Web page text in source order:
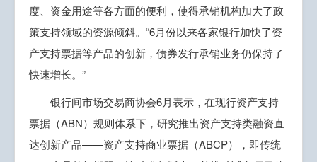
度、资金用途等各方面的便利，使得承销机构加大了政
策支持领域的资源倾斜。“6月份以来各家银行加快了资
产支持票据等产品的创新，债券发行承销业务仍保持了
快速增长。”
银行间市场交易商协会6月表示，在现行资产支持
票据（ABN）规则体系下，研究推出资产支持类融资直
达创新产品——资产支持商业票据（ABCP），即传统